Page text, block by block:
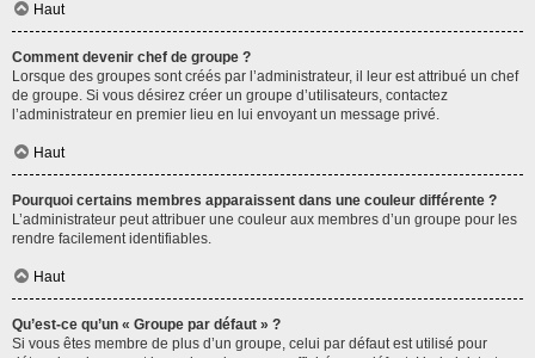
Haut
Comment devenir chef de groupe ?
Lorsque des groupes sont créés par l’administrateur, il leur est attribué un chef
de groupe. Si vous désirez créer un groupe d’utilisateurs, contactez
l’administrateur en premier lieu en lui envoyant un message privé.
Haut
Pourquoi certains membres apparaissent dans une couleur différente ?
L’administrateur peut attribuer une couleur aux membres d’un groupe pour les
rendre facilement identifiables.
Haut
Qu’est-ce qu’un « Groupe par défaut » ?
Si vous êtes membre de plus d’un groupe, celui par défaut est utilisé pour